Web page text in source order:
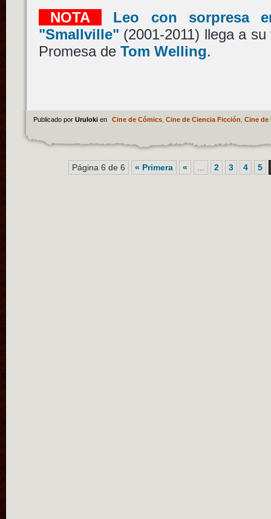
NOTA
Leo con sorpresa
"Smallville" (2001-2011) llega a
Promesa de Tom Welling.
Publicado por Uruloki en Cine de Cómics, Cine de Ciencia Ficción Cine de
Página 6 de 6 « Primera « 2 3 4 5